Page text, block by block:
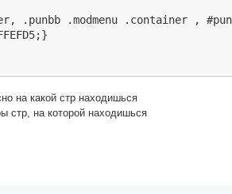
.modmenu .container ,
на какой стр находишься
стр, на которой находишься